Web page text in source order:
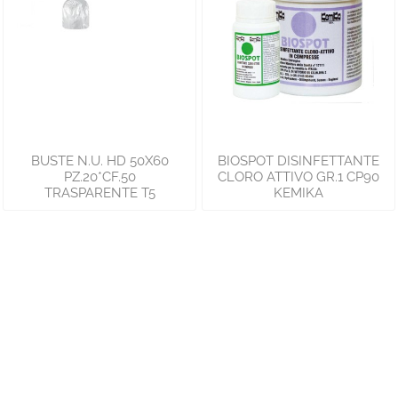
BUSTE N.U. HD 50X60
PZ.20*CF.50
TRASPARENTE T5
BIOSPOT DISINFETTANTE
CLORO ATTIVO GR.1 CP90
KEMIKA